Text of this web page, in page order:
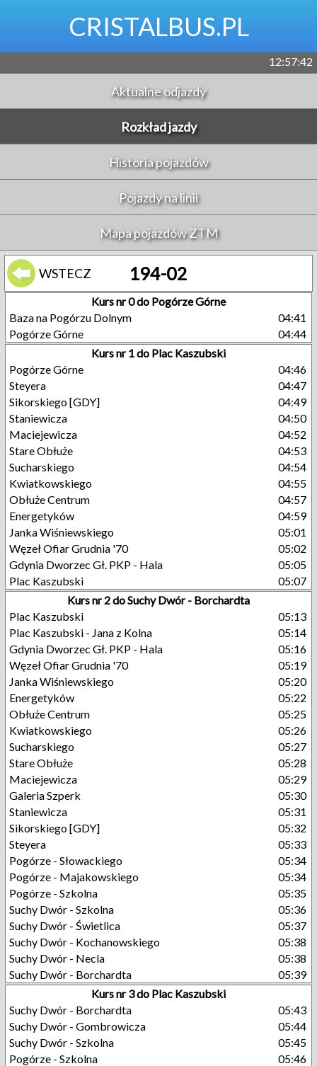
CRISTALBUS.PL
12:57:42
Aktualne odjazdy
Rozkład jazdy
Historia pojazdów
Pojazdy na linii
Mapa pojazdów ZTM
WSTECZ 194-02
Kurs nr 0 do Pogórze Górne
Baza na Pogórzu Dolnym
04:41
Pogórze Górne
04:44
Kurs nr 1 do Plac Kaszubski
Pogórze Górne
04:46
Steyera
04:47
Sikorskiego [GDY]
04:49
Staniewicza
04:50
Maciejewicza
04:52
Stare Obłuże
04:53
Sucharskiego
04:54
Kwiatkowskiego
04:55
Obłuże Centrum
04:57
Energetyków
04:59
Janka Wiśniewskiego
05:01
Węzeł Ofiar Grudnia '70
05:02
Gdynia Dworzec Gł. PKP - Hala
05:05
Plac Kaszubski
05:07
Kurs nr 2 do Suchy Dwór - Borchardta
Plac Kaszubski
05:13
Plac Kaszubski - Jana z Kolna
05:14
Gdynia Dworzec Gł. PKP - Hala
05:16
Węzeł Ofiar Grudnia '70
05:19
Janka Wiśniewskiego
05:20
Energetyków
05:22
Obłuże Centrum
05:25
Kwiatkowskiego
05:26
Sucharskiego
05:27
Stare Obłuże
05:28
Maciejewicza
05:29
Galeria Szperk
05:30
Staniewicza
05:31
Sikorskiego [GDY]
05:32
Steyera
05:33
Pogórze - Słowackiego
05:34
Pogórze - Majakowskiego
05:34
Pogórze - Szkolna
05:35
Suchy Dwór - Szkolna
05:36
Suchy Dwór - Świetlica
05:37
Suchy Dwór - Kochanowskiego
05:38
Suchy Dwór - Necla
05:38
Suchy Dwór - Borchardta
05:39
Kurs nr 3 do Plac Kaszubski
Suchy Dwór - Borchardta
05:43
Suchy Dwór - Gombrowicza
05:44
Suchy Dwór - Szkolna
05:45
Pogórze - Szkolna
05:46